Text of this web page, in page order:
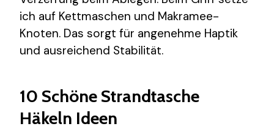
ich auf Kettmaschen und Makramee-
Knoten. Das sorgt für angenehme Haptik
und ausreichend Stabilität.
10 Schöne Strandtasche
Häkeln Ideen